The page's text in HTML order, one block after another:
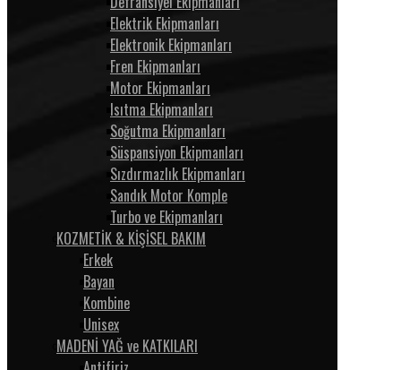
Elektrik Ekipmanları
Elektronik Ekipmanları
Fren Ekipmanları
Motor Ekipmanları
Isıtma Ekipmanları
Soğutma Ekipmanları
Süspansiyon Ekipmanları
Sızdırmazlık Ekipmanları
Sandık Motor Komple
Turbo ve Ekipmanları
KOZMETİK & KİŞİSEL BAKIM
Erkek
Bayan
Kombine
Unisex
MADENİ YAĞ ve KATKILARI